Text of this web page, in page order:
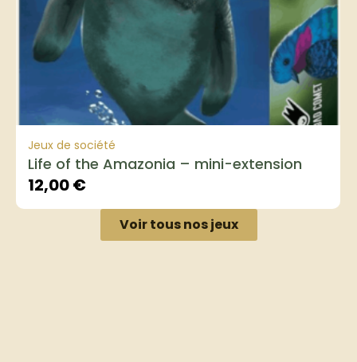
Jeux de société
Life of the Amazonia – mini-extension
12,00€
Voir tous nos jeux